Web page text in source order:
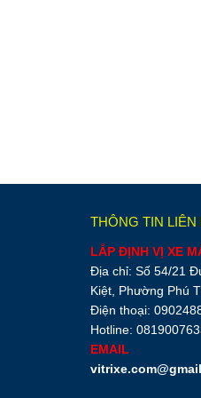
THÔNG TIN LIÊN
LẮP ĐỊNH VỊ XE
Địa chỉ: Số 54/21
Kiệt, Phường Phú
Điện thoại:
Hotline:
EMAIL